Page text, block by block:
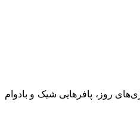
روز، پافرهایی شیک و بادوام